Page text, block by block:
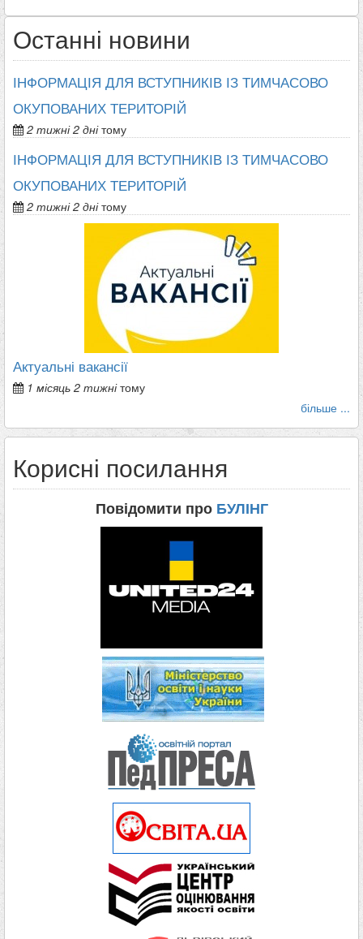
Останні новини
ІНФОРМАЦІЯ ДЛЯ ВСТУПНИКІВ ІЗ ТИМЧАСОВО
ОКУПОВАНИХ ТЕРИТОРІЙ
2 тижні 2 днітому
ІНФОРМАЦІЯ ДЛЯ ВСТУПНИКІВ ІЗ ТИМЧАСОВО
ОКУПОВАНИХ ТЕРИТОРІЙ
2 тижні 2 днітому
Актуальні вакансії
1 місяць 2 тижнітому
більше ...
Корисні посилання
Повідомити про БУЛІНГ